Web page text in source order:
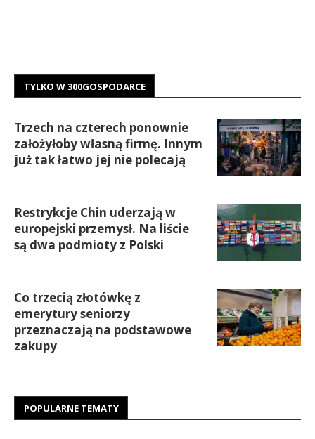
TYLKO W 300GOSPODARCE
Trzech na czterech ponownie
założyłoby własną firmę. Innym
już tak łatwo jej nie polecają
Restrykcje Chin uderzają w
europejski przemysł. Na liście
są dwa podmioty z Polski
Co trzecią złotówkę z
emerytury seniorzy
przeznaczają na podstawowe
zakupy
POPULARNE TEMATY